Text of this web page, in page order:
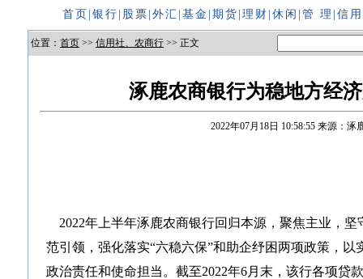
首页 银行 股票 外汇 基金 期货 理财 休闲 管 理 信
位置： 首页 >> 信用社、农商行 >> 正文
涿鹿农商银行为稳地方经
2022年07月18日 10:58:55 来源：涿
2022年上半年涿鹿农商银行回归本源，聚焦主业，坚
范引领，强化落实“六稳六保”和助企纾困两项政策，
政治责任和使命担当。截至2022年6月末，该行各项贷